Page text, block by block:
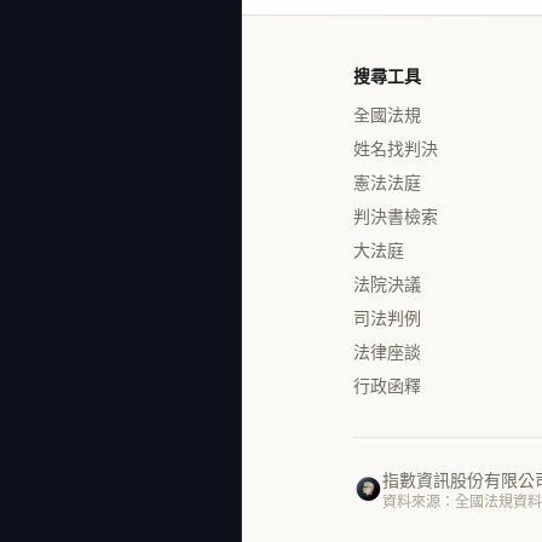
搜尋工具
全國法規
姓名找判決
憲法法庭
判決書檢索
大法庭
法院決議
司法判例
法律座談
行政函釋
指數資訊股份有限公
資料來源：全國法規資